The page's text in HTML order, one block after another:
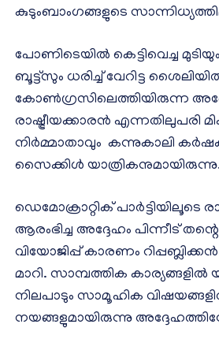
കുടുംബാംഗങ്ങളുടെ
പോണിടെയിൽ കെട്ടിവെച്ച
ബൂട്ട്‌സും ധരിച്ച് വേറിട്ട
കോൺഗ്രസിലെത്തിയിരുന്ന
രാഷ്ട്രീയക്കാരൻ എന്നതിലുപരി
നിർമ്മാതാവും കന്നുകാലി
സൈക്കിൾ
ഡെമോക്രാറ്റിക് പാർട്ടിയിലൂടെ
ആരംഭിച്ച അദ്ദേഹം പിന്നീട്
വിയോജിപ്പ് കാരണം റിപ്പബ്ലിക്കൻ
മാറി. സാമ്പത്തിക കാര്യങ്ങളിൽ
നിലപാടും സാമൂഹിക
നയങ്ങളുമായിരുന്നു